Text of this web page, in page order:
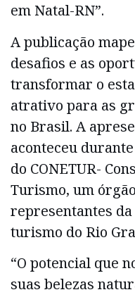
em Natal-RN”.
A publicação
desafios e as
transformar o
atrativo para as
no Brasil. A
aconteceu
do CONETUR-
Turismo, um
representantes
turismo do Rio
“O potencial que
suas belezas